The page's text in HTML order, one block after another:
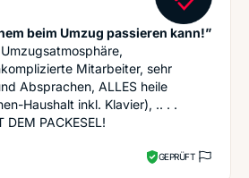
beim Umzug passieren kann!”
Mitarbeiter, sehr
Absprachen, ALLES heile
Haushalt inkl. Klavier), .. . .
DEM PACKESEL!
GEPRÜFT